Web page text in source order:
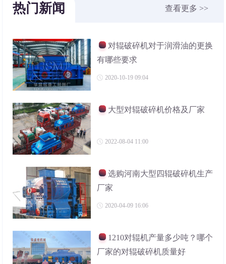
热门新闻 查看更多 >>
对辊破碎机对于润滑油的更换
有哪些要求
2020-10-19 09:04
大型对辊破碎机价格及厂家
2022-08-04 11:00
选购河南大型四辊破碎机生产
厂家
2020-04-09 16:06
1210对辊机产量多少吨？哪个
厂家的对辊破碎机质量好